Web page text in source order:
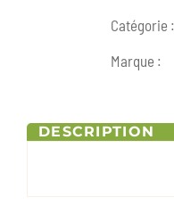
Catégorie :
Marque :
DESCRIPTION